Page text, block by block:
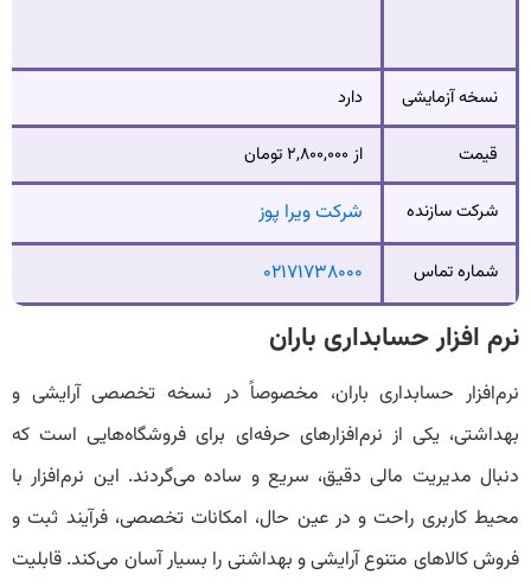
نسخه آزمایشی دارد
قیمت از ۲,۸۰۰,۰۰۰ تومان
شرکت سازنده شرکت ویرا پوز
شماره تماس ۰۲۱۷۱۷۳۸۰۰۰
نرم افزار حسابداری باران
نرم‌افزار حسابداری باران، مخصوصاً در نسخه تخصصی آرایشی و
بهداشتی، یکی از نرم‌افزارهای حرفه‌ای برای فروشگاه‌هایی است که
دنبال مدیریت مالی دقیق، سریع و ساده می‌گردند. این نرم‌افزار با
محیط کاربری راحت و در عین حال، امکانات تخصصی، فرآیند ثبت و
فروش کالاهای متنوع آرایشی و بهداشتی را بسیار آسان می‌کند. قابلیت